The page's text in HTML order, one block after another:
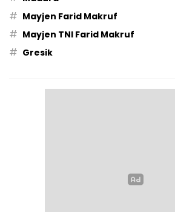
# Mayjen Farid Makruf
# Mayjen TNI Farid Makruf
# Gresik